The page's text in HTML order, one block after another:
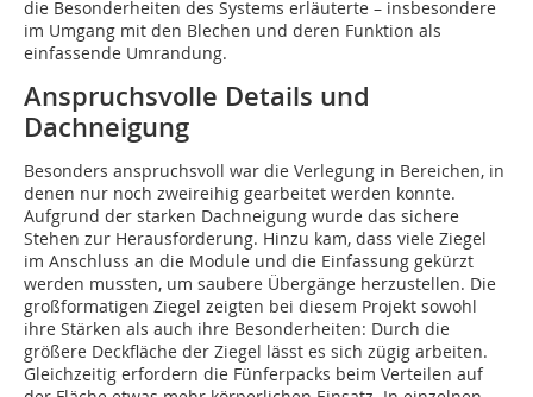
die Besonderheiten des Systems erläuterte – insbesondere
im Umgang mit den Blechen und deren Funktion als
einfassende Umrandung.
Anspruchsvolle Details und
Dachneigung
Besonders anspruchsvoll war die Verlegung in Bereichen, in
denen nur noch zweireihig gearbeitet werden konnte.
Aufgrund der starken Dachneigung wurde das sichere
Stehen zur Herausforderung. Hinzu kam, dass viele Ziegel
im Anschluss an die Module und die Einfassung gekürzt
werden mussten, um saubere Übergänge herzustellen. Die
großformatigen Ziegel zeigten bei diesem Projekt sowohl
ihre Stärken als auch ihre Besonderheiten: Durch die
größere Deckfläche der Ziegel lässt es sich zügig arbeiten.
Gleichzeitig erfordern die Fünferpacks beim Verteilen auf